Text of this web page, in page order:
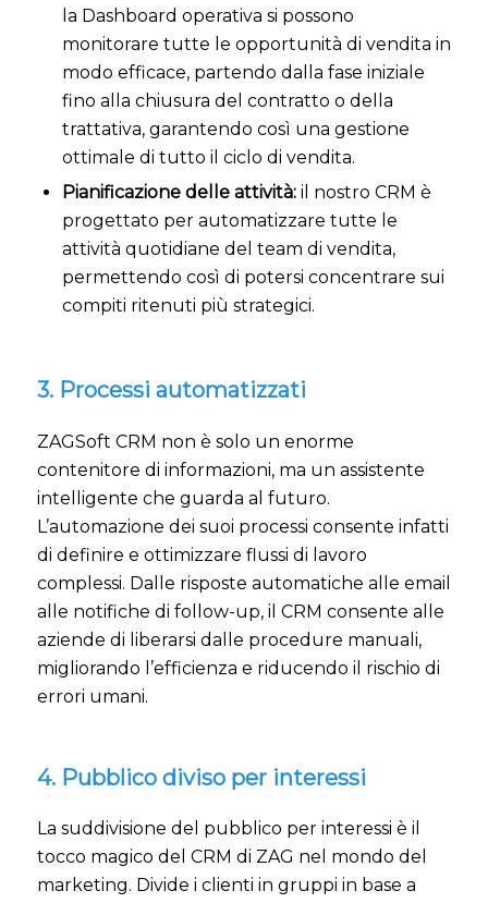
la Dashboard operativa si possono
monitorare tutte le opportunità di vendita in
modo efficace, partendo dalla fase iniziale
fino alla chiusura del contratto o della
trattativa, garantendo così una gestione
ottimale di tutto il ciclo di vendita.
Pianificazione delle attività:il nostro CRM è
progettato per automatizzare tutte le
attività quotidiane del team di vendita,
permettendo così di potersi concentrare sui
compiti ritenuti più strategici.
3. Processi automatizzati
ZAGSoft CRM non è solo un enorme
contenitore di informazioni, ma un assistente
intelligente che guarda al futuro.
L’automazione dei suoi processi consente infatti
di definire e ottimizzare flussi di lavoro
complessi. Dalle risposte automatiche alle email
alle notifiche di follow-up, il CRM consente alle
aziende di liberarsi dalle procedure manuali,
migliorando l’efficienza e riducendo il rischio di
errori umani.
4. Pubblico diviso per interessi
La suddivisione del pubblico per interessi è il
tocco magico del CRM di ZAG nel mondo del
marketing. Divide i clienti in gruppi in base a